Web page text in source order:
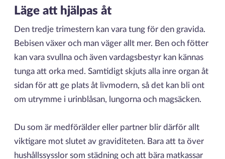
Läge att hjälpas åt
Den tredje trimestern kan vara tung för den gravida.
Bebisen växer och man väger allt mer. Ben och fötter
kan vara svullna och även vardagsbestyr kan kännas
tunga att orka med. Samtidigt skjuts alla inre organ åt
sidan för att ge plats åt livmodern, så det kan bli ont
om utrymme i urinblåsan, lungorna och magsäcken.
Du som är medförälder eller partner blir därför allt
viktigare mot slutet av graviditeten. Bara att ta över
hushållssysslor som städning och att bära matkassar